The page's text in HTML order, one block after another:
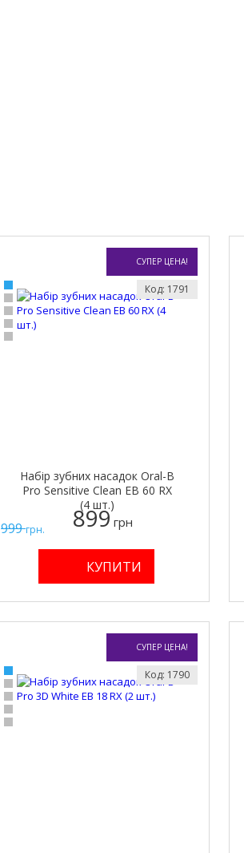
СУПЕР ЦЕНА!
999грн.
Набір зубних насадок Oral-B
Pro Sensitive Clean EB 60 RX
(4 шт.)
Код: 1791
899 грн
СУПЕР ЦЕНА!
Код: 1790